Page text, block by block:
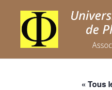
« Tous